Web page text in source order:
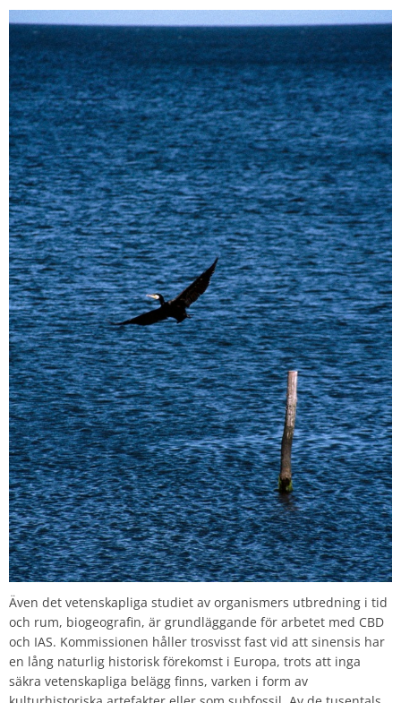
Även det vetenskapliga studiet av organismers utbredning i tid
och rum, biogeografin, är grundläggande för arbetet med CBD
och IAS. Kommissionen håller trosvisst fast vid att sinensis har
en lång naturlig historisk förekomst i Europa, trots att inga
säkra vetenskapliga belägg finns, varken i form av